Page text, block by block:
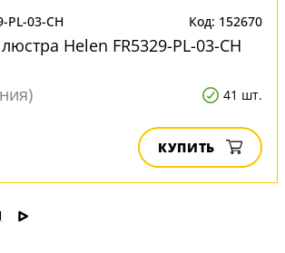
PL-03-CH Код: 152670
Helen FR5329-PL-03-CH
41 шт.
КУПИТЬ